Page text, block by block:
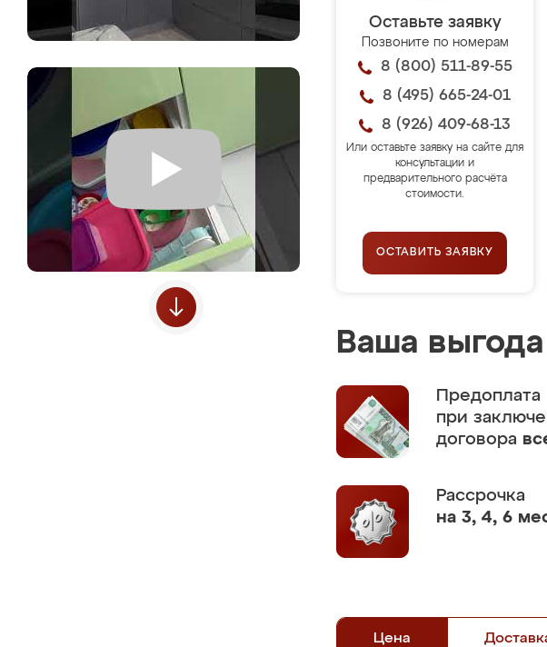
Оставьте заявку
Позвоните по номерам
8 (800) 511-89-55
8 (495) 665-24-01
8 (926) 409-68-13
Или оставьте заявку на сайте для
консультации и
предварительного расчёта
стоимости.
ОСТАВИТЬ ЗАЯВКУ
Ваша
Предоплата
при
договора
Рассрочка
на 3, 4, 6
Цена